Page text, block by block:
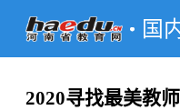
国
2020寻找最美教